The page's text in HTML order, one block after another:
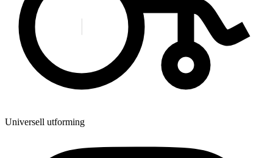
Universell utforming